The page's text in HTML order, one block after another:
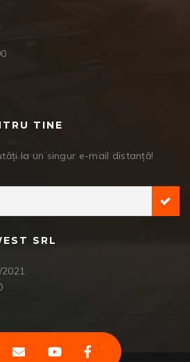
TINE
la un singur e-mail distanță!
SRL